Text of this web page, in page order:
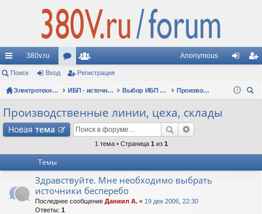
с
ы
лк
380v.ru
ор
ум
ол
ьз
ат
Anonymous
д ис
Поиск Вход Регистрация
Электротехнические форумы ИБП - источники бесперебойного питания Выбор ИБП по сфере применения (рекомендации, советы, опыт эксплуатации)
Производственные линии, цеха, склады
Производственные линии, цеха, склады
Новая тема
1 тема • Страница 1 из 1
Темы
Здравствуйте. Мне необходимо выбрать
источники бесперебо
Последнее сообщение Даниил А. « 19 дек 2006, 22:30
Ответы: 1